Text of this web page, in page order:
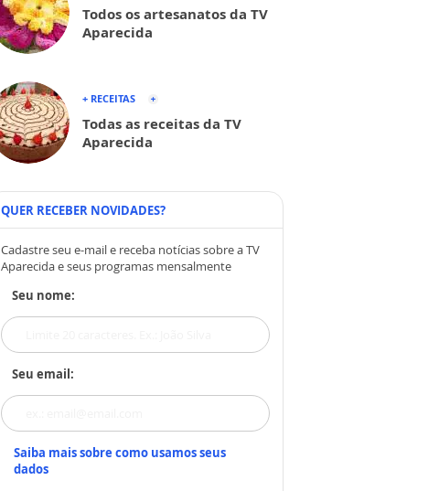
Todos os artesanatos da TV
Aparecida
+ RECEITAS
Todas as receitas da TV
Aparecida
QUER RECEBER NOVIDADES?
Cadastre seu e-mail e receba notícias sobre a TV
Aparecida e seus programas mensalmente
Seu nome:
Seu email:
Saiba mais sobre como usamos seus
dados